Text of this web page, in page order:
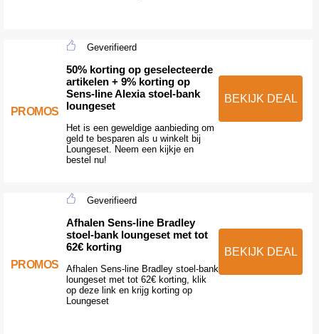
PROMOS
Geverifieerd
50% korting op geselecteerde
artikelen + 9% korting op
Sens-line Alexia stoel-bank
loungeset
Het is een geweldige aanbieding om
geld te besparen als u winkelt bij
Loungeset. Neem een kijkje en
bestel nu!
BEKIJK DEAL
PROMOS
Geverifieerd
Afhalen Sens-line Bradley
stoel-bank loungeset met tot
62€ korting
Afhalen Sens-line Bradley stoel-bank
loungeset met tot 62€ korting, klik
op deze link en krijg korting op
Loungeset
BEKIJK DEAL